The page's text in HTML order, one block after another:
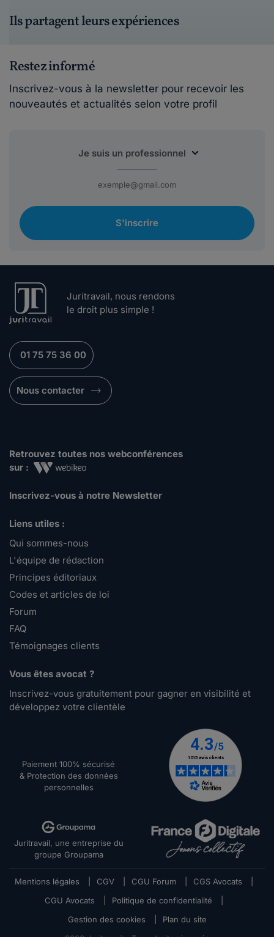
Ils partagent leurs expériences
Restez informé
Inscrivez-vous à la newsletter pour recevoir les
nouveautés et actualités selon votre profil
S'inscrire
Juritravail, nous rendons
le droit plus simple !
01 75 75 36 00
Nous contacter
Retrouvez toutes nos webconférences
sur :
Inscrivez-vous à notre Newsletter
Liens utiles :
Qui sommes-nous
L'équipe de rédaction
Principes éditoriaux
Codes et articles de loi
Forum
FAQ
Témoignages clients
Vous êtes avocat ?
Inscrivez-vous gratuitement pour gagner en visibilité et
développez votre clientèle
Paiement 100% sécurisé
& Protection des données
personnelles
Juritravail, une entreprise du
groupe Groupama
Mentions légales CGV CGU Forum CGS Avocats
CGU Avocats
Politique de confidentialité
Gestion des cookies
Plan du site